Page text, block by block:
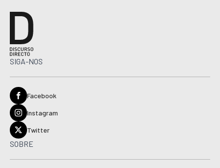
SIGA-NOS
Facebook
Instagram
Twitter
SOBRE